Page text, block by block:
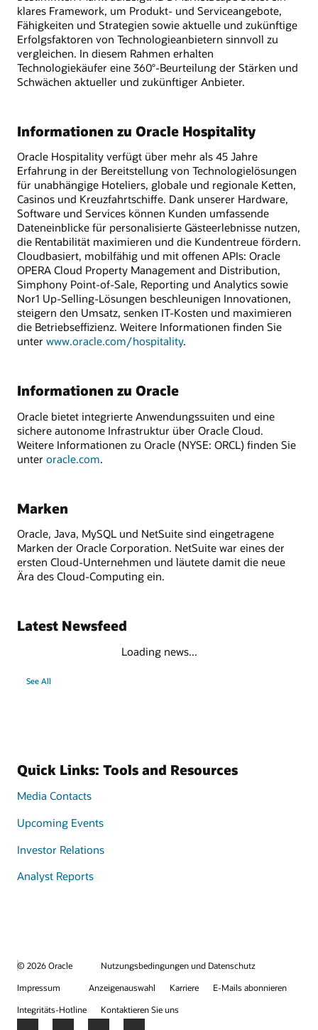
klares Framework, um Produkt- und Serviceangebote,
Fähigkeiten und Strategien sowie aktuelle und zukünftige
Erfolgsfaktoren von Technologieanbietern sinnvoll zu
vergleichen. In diesem Rahmen erhalten
Technologiekäufer eine 360°-Beurteilung der Stärken und
Schwächen aktueller und zukünftiger Anbieter.
Informationen zu Oracle Hospitality
Oracle Hospitality verfügt über mehr als 45 Jahre
Erfahrung in der Bereitstellung von Technologielösungen
für unabhängige Hoteliers, globale und regionale Ketten,
Casinos und Kreuzfahrtschiffe. Dank unserer Hardware,
Software und Services können Kunden umfassende
Dateneinblicke für personalisierte Gästeerlebnisse nutzen,
die Rentabilität maximieren und die Kundentreue fördern.
Cloudbasiert, mobilfähig und mit offenen APIs: Oracle
OPERA Cloud Property Management and Distribution,
Simphony Point-of-Sale, Reporting und Analytics sowie
Nor1 Up-Selling-Lösungen beschleunigen Innovationen,
steigern den Umsatz, senken IT-Kosten und maximieren
die Betriebseffizienz. Weitere Informationen finden Sie
unter www.oracle.com/hospitality.
Informationen zu Oracle
Oracle bietet integrierte Anwendungssuiten und eine
sichere autonome Infrastruktur über Oracle Cloud.
Weitere Informationen zu Oracle (NYSE: ORCL) finden Sie
unter oracle.com.
Marken
Oracle, Java, MySQL und NetSuite sind eingetragene
Marken der Oracle Corporation. NetSuite war eines der
ersten Cloud-Unternehmen und läutete damit die neue
Ära des Cloud-Computing ein.
Latest Newsfeed
Loading news...
See All
Quick Links: Tools and Resources
Media Contacts
Upcoming Events
Investor Relations
Analyst Reports
© 2026 Oracle
Nutzungsbedingungen und Datenschutz
Impressum
Anzeigenauswahl Karriere
E-Mails abonnieren
Integritäts-Hotline
Kontaktieren Sie uns